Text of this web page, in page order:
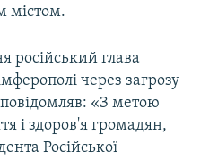
містом.
російський глава
через загрозу
«З метою
і здоров'я громадян,
Російської